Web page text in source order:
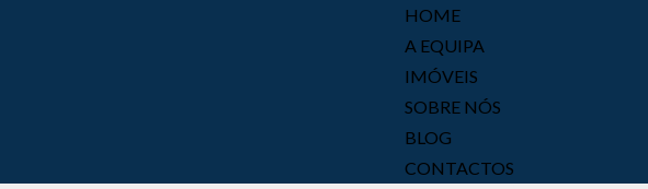
HOME
A EQUIPA
IMÓVEIS
SOBRE NÓS
BLOG
CONTACTOS